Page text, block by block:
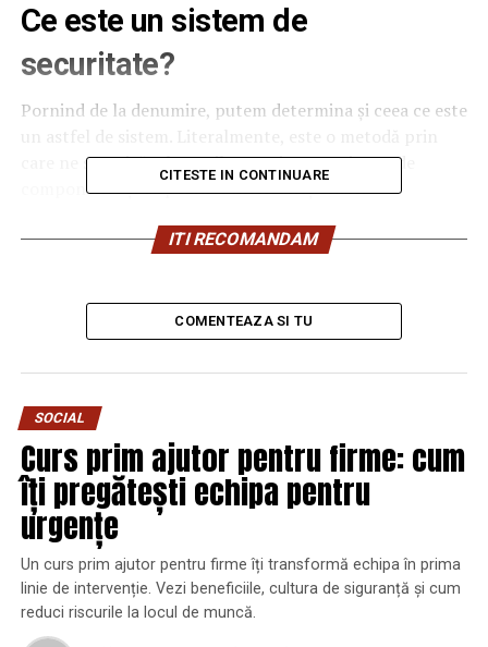
Ce este un sistem de
securitate?
Pornind de la denumire, putem determina și ceea ce este
care ne securizăm bunurile cu printr-un sistem de
componente și dispozitive interfuncționale.
În acest caz, vorbim despre sisteme destinate locuinței.
împreună cu un panou de control central pentru a
proteja locuința împotriva hoților și a altor potențiali
intruși.
Ce conține un sistem de
securitate?
Securitatea la nivelul locuinței se poate asigura prin mai
multe metode, însă un pachet ideal cuprinde:
Supraveghere video – care te ajută să
monitorizezi permanent tot ceea ce se
CITESTE IN CONTINUARE
ITI RECOMANDAM
COMENTEAZA SI TU
SOCIAL
Curs prim ajutor pentru firme: cum
îți pregătești echipa pentru
urgențe
Un curs prim ajutor pentru firme îți transformă echipa în prima
linie de intervenție. Vezi beneficiile, cultura de siguranță și cum
reduci riscurile la locul de muncă.